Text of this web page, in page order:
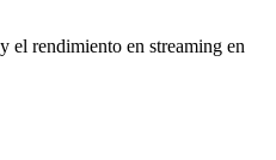
el rendimiento en streaming en